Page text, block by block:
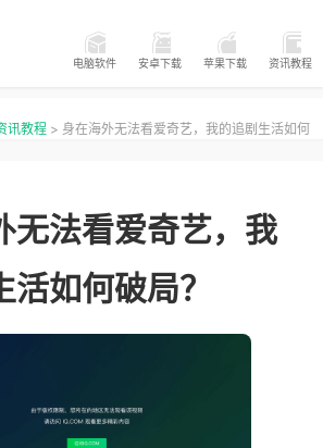
电脑软件 安卓下载 苹果下载 资讯教程
讯教程 > 身在海外无法看爱奇艺，我的追剧生活如何
无法看爱奇艺，我
活如何破局？